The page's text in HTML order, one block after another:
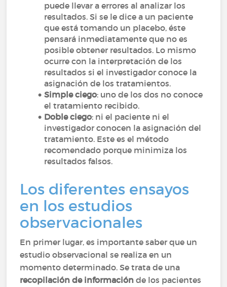
puede llevar a errores al analizar los
resultados. Si se le dice a un paciente
que está tomando un placebo, éste
pensará inmediatamente que no es
posible obtener resultados. Lo mismo
ocurre con la interpretación de los
resultados si el investigador conoce la
asignación de los tratamientos.
Simple ciego: uno de los dos no conoce
el tratamiento recibido.
Doble ciego: ni el paciente ni el
investigador conocen la asignación del
tratamiento. Este es el método
recomendado porque minimiza los
resultados falsos.
Los diferentes ensayos
en los estudios
observacionales
En primer lugar, es importante saber que un
estudio observacional se realiza en un
momento determinado. Se trata de una
recopilación de información de los pacientes